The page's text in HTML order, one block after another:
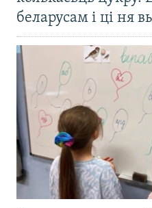
беларусам і ці ня